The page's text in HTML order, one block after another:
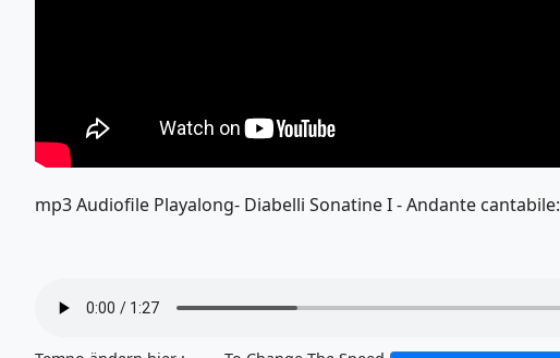
mp3 Audiofile Playalong- Diabelli Sonatine I - Andante cantabile: